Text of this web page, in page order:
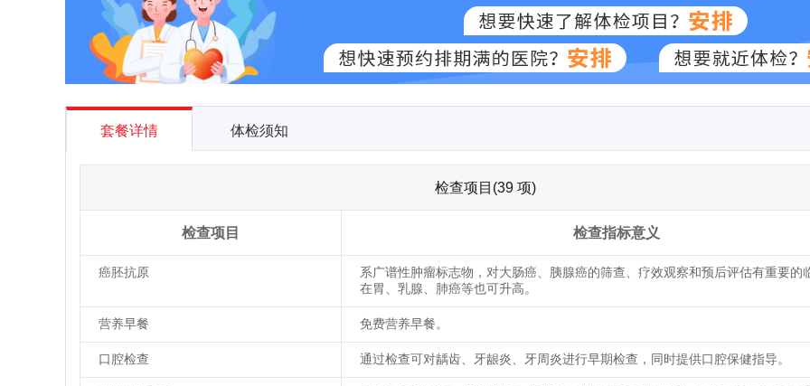
套餐详情 体检须知
检查项目(39 项)
检查项目 检查指标意义
癌胚抗原
系广谱性肿瘤标志物，对大肠癌、胰腺癌的筛查、疗效观察和预后评估有重要的
在胃、乳腺、肺癌等也可升高。
营养早餐 免费营养早餐。
口腔检查 通过检查可对龋齿、牙龈炎、牙周炎进行早期检查，同时提供口腔保健指导。